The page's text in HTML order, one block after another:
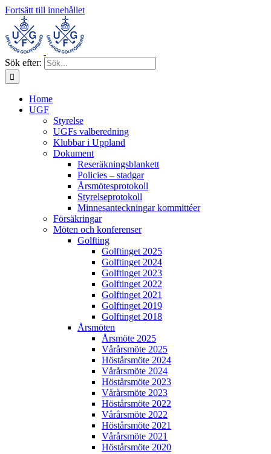
Fortsätt till innehållet
Sök efter:
Home
UGF
Styrelse
UGFs valberedning
Klubbar i Uppland
Dokument
Reseräkningsblankett
Policies – stadgar
Årsmötesprotokoll
Styrelseprotokoll
Minnesanteckningar kommittéer
Försäkringar
Möten och konferenser
Golfting
Golftinget 2025
Golftinget 2024
Golftinget 2023
Golftinget 2022
Golftinget 2021
Golftinget 2019
Golftinget 2018
Årsmöten
Årsmöte 2025
Vårårsmöte 2025
Höstårsmöte 2024
Vårårsmöte 2024
Höstårsmöte 2023
Vårårsmöte 2023
Höstårsmöte 2022
Vårårsmöte 2022
Höstårsmöte 2021
Vårårsmöte 2021
Höstårsmöte 2020